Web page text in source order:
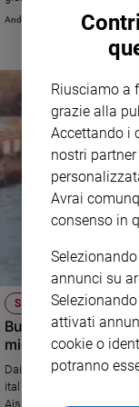
Sanremo
streaming
Musica
educazione
Genitori
e
figli
Coppia
Scuola
Paese. Una delle fonti
omissis, e quindi la
carte però presentano
Andrea Palladino
SOCIETÀ E VALORI
Business is
migranti
Dai faldoni declassificati
italiano quanto mai
Aisi) negli anni ’80
Riusciamo a
grazie alla
Accettando i
nostri
Avrai
consenso in
annunci su
attivati
cookie o
potranno